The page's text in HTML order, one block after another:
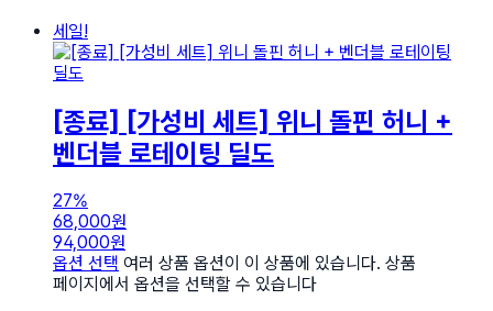
세일!
[종료] [가성비 세트] 위니 돌핀 허니 +
벤더블 로테이팅 딜도
27%
68,000원
94,000원
옵션 선택 여러 상품 옵션이 이 상품에 있습니다. 상품
페이지에서 옵션을 선택할 수 있습니다